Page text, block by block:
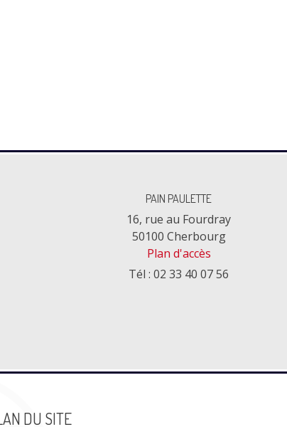
PAIN PAULETTE
16, rue au Fourdray
50100 Cherbourg
Plan d'accès
Tél : 02 33 40 07 56
DU SITE